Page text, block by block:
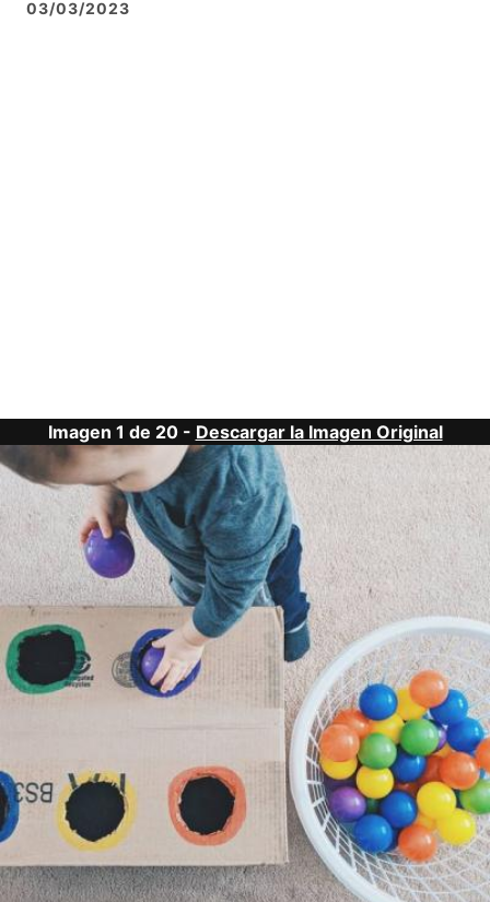
03/03/2023
Imagen 1 de 20 - Descargar la Imagen Original